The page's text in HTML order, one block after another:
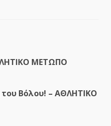
ΜΕΤΩΠΟ
Βόλου! – ΑΘΛΗΤΙΚΟ